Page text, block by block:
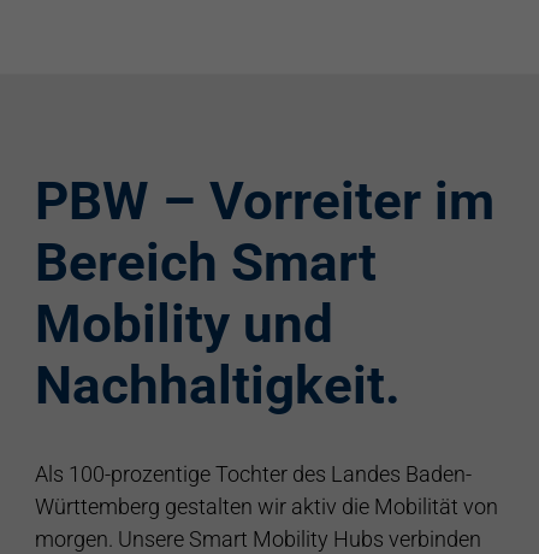
PBW – Vorreiter im
Bereich Smart
Mobility und
Nachhaltigkeit.
Als 100-prozentige Tochter des Landes Baden-
Württemberg gestalten wir aktiv die Mobilität von
morgen. Unsere Smart Mobility Hubs verbinden